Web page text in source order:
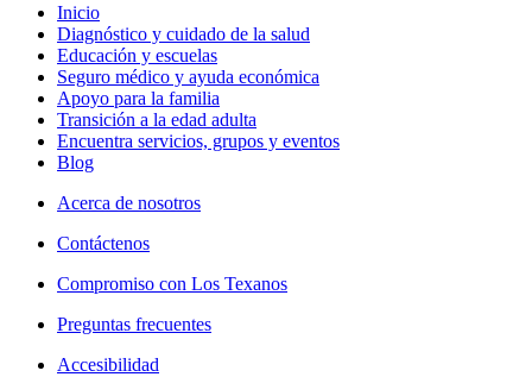
Inicio
Diagnóstico y cuidado de la salud
Educación y escuelas
Seguro médico y ayuda económica
Apoyo para la familia
Transición a la edad adulta
Encuentra servicios, grupos y eventos
Blog
Acerca de nosotros
Contáctenos
Compromiso con Los Texanos
Preguntas frecuentes
Accesibilidad